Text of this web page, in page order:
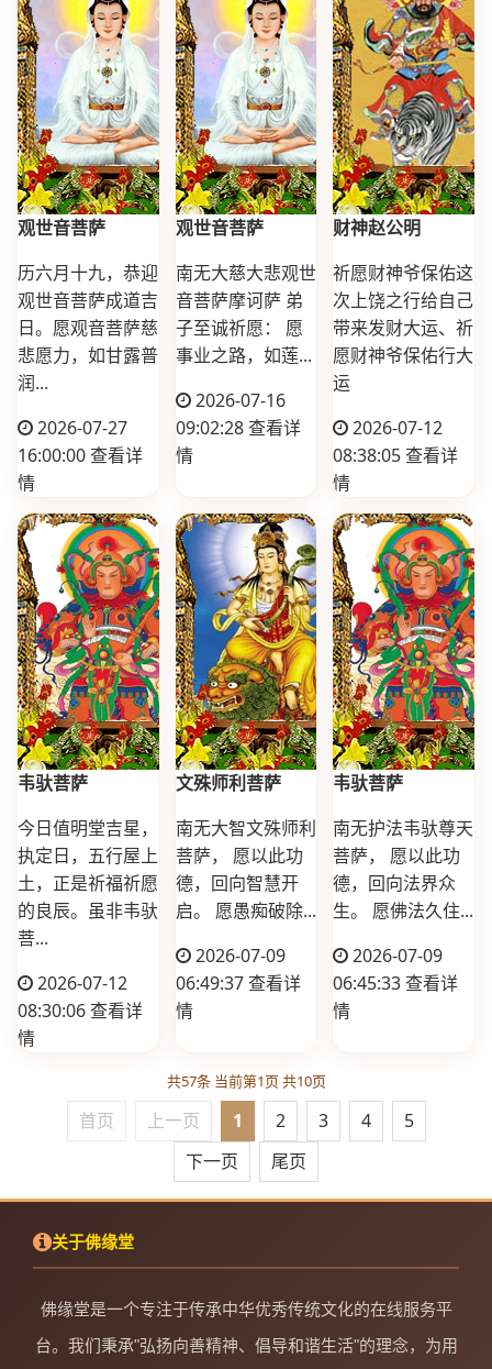
观世音菩萨
历六月十九，恭迎
观世音菩萨成道吉
日。愿观音菩萨慈
悲愿力，如甘露普
润...
2026-07-27
16:00:00查看详
情
观世音菩萨
南无大慈大悲观世
音菩萨摩诃萨 弟
子至诚祈愿： 愿
事业之路，如莲...
2026-07-16
09:02:28查看详
情
财神赵公明
祈愿财神爷保佑这
次上饶之行给自己
带来发财大运、祈
愿财神爷保佑行大
运
2026-07-12
08:38:05查看详
情
韦驮菩萨
今日值明堂吉星，
执定日，五行屋上
土，正是祈福祈愿
的良辰。虽非韦驮
菩...
2026-07-12
08:30:06查看详
情
文殊师利菩萨
南无大智文殊师利
菩萨， 愿以此功
德，回向智慧开
启。 愿愚痴破除...
2026-07-09
06:49:37查看详
情
韦驮菩萨
南无护法韦驮尊天
菩萨， 愿以此功
德，回向法界众
生。 愿佛法久住...
2026-07-09
06:45:33查看详
情
共57条 当前第1页 共10页
首页 上一页 1 2 3 4
5
下一页
尾页
关于佛缘堂
佛缘堂是一个专注于传承中华优秀传统文化的在线服务平
台。我们秉承"弘扬向善精神、倡导和谐生活"的理念，为用